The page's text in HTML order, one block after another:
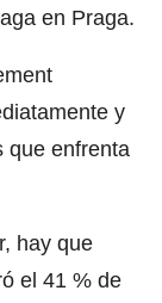
en Praga.
y
que enfrenta
hay que
el 41 % de